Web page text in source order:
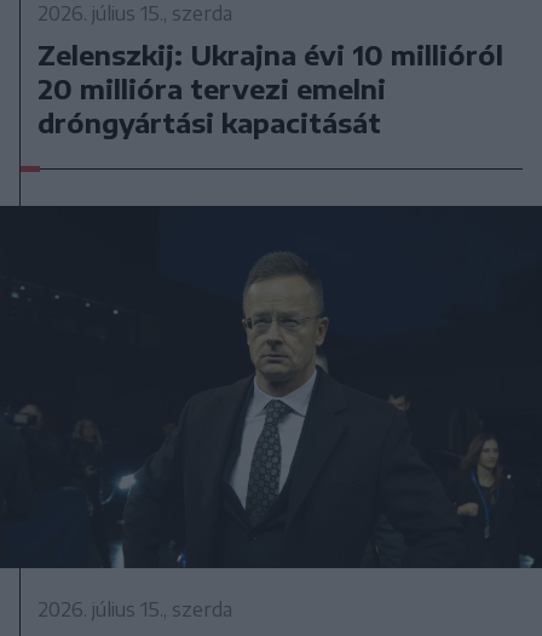
2026. július 15., szerda
Zelenszkij: Ukrajna évi 10 millióról
20 millióra tervezi emelni
dróngyártási kapacitását
2026. július 15., szerda